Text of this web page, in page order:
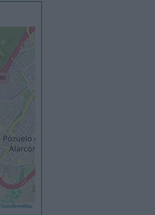
OpenStreetMap